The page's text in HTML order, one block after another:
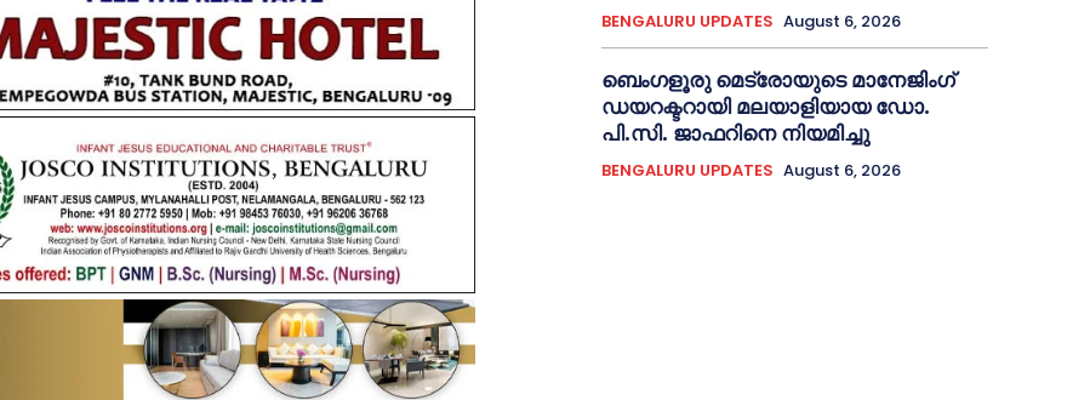
BENGALURU UPDATES August 6, 2026
ബെംഗളൂരു മെട്രോയുടെ മാനേജിംഗ്
ഡയറക്ടറായി മലയാളിയായ ഡോ.
പി.സി. ജാഫറിനെ നിയമിച്ചു
BENGALURU UPDATES August 6, 2026